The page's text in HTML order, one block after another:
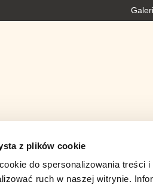
z plików cookie
do spersonalizowania treści
ruch w naszej witrynie.
woltyżerkę.
figury z udziałem Zuzi nie